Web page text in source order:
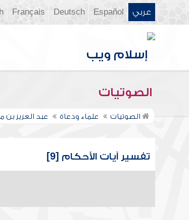
عربي Español
Deutsch
Français
الصوتيات
الصوتيات علماء ودعاة عبد العزيز بن
تفسير آيات الأحكام [9]